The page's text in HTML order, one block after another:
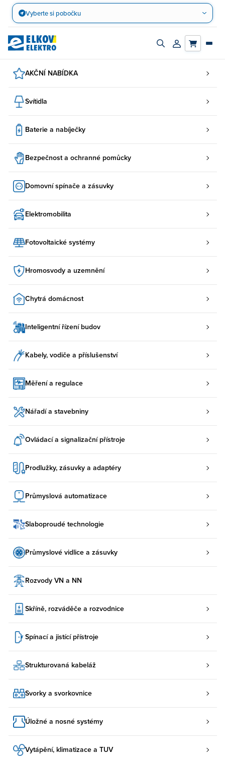
Přejít
obsah
Vyberte si pobočku
Zapnout/vypnout
Přihlásit/
AKČNÍ NABÍDKA
Svítidla
Baterie a nabíječky
Bezpečnost a ochranné pomůcky
Domovní spínače a zásuvky
Elektromobilita
Fotovoltaické systémy
Hromosvody a uzemnění
Chytrá domácnost
Inteligentní řízení budov
Kabely, vodiče a příslušenství
Měření a regulace
Nářadí a stavebniny
Ovládací a signalizační přístroje
Prodlužky, zásuvky a adaptéry
Průmyslová automatizace
Slaboproudé technologie
Průmyslové vidlice a zásuvky
Rozvody VN a NN
Skříně, rozváděče a rozvodnice
Spínací a jistící přístroje
Strukturovaná kabeláž
Svorky a svorkovnice
Úložné a nosné systémy
Vytápění, klimatizace a TUV